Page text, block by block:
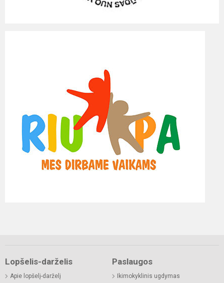
Lopšelis-darželis
Apie lopšelį-darželį
Paslaugos
Ikimokyklinis ugdymas